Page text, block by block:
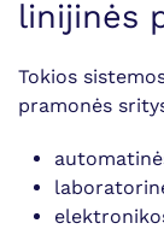
linijinės
Tokios
pramonės